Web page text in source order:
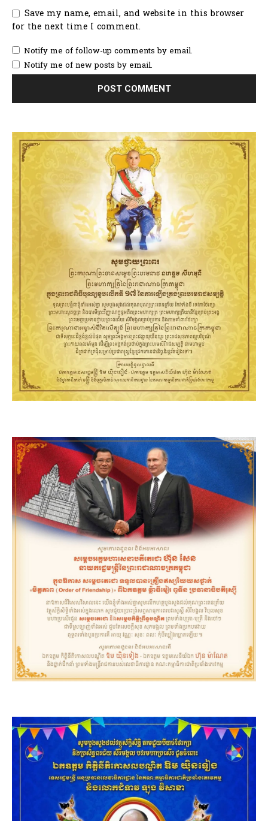
Save my name, email, and website in this browser
for the next time I comment.
Notify me of follow-up comments by email.
Notify me of new posts by email.